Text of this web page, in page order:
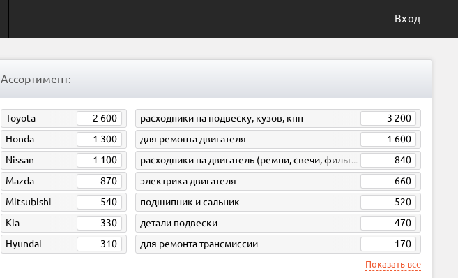
Вход
Ассортимент:
Toyota
2 600
Honda
1 300
Nissan
1 100
Mazda
870
Mitsubishi
540
Kia
330
Hyundai
310
расходники на подвеску, кузов, кпп
3 200
для ремонта двигателя
1 600
расходники на двигатель (ремни, свечи, фильтра)
840
электрика двигателя
660
подшипник и сальник
520
детали подвески
470
для ремонта трансмиссии
170
Показать все